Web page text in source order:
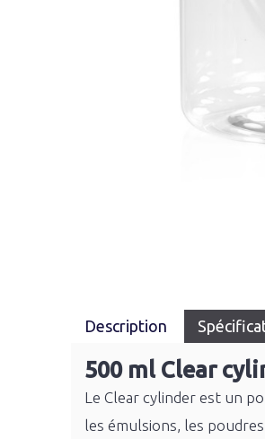
Description
500 ml Clear
Le Clear cylinder est un
les émulsions, les